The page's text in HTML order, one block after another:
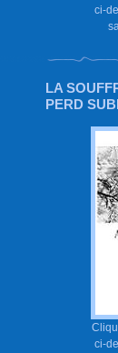
ci-
LA
PERD
ci-